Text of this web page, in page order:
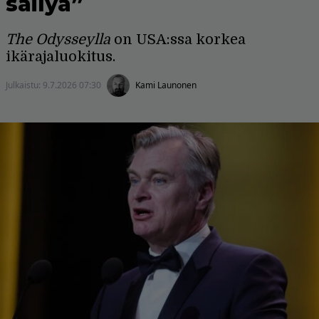
The Odysseylla on USA:ssa korkea
ikärajaluokitus.
Julkaistu: 9.7.2026 07:30 Kami Launonen